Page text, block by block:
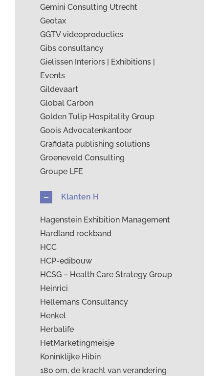
Gemini Consulting Utrecht
Geotax
GGTV videoproducties
Gibs consultancy
Gielissen Interiors | Exhibitions |
Events
Gildevaart
Global Carbon
Golden Tulip Hospitality Group
Goois Advocatenkantoor
Grafidata publishing solutions
Groeneveld Consulting
Groupe LFE
Klanten H
Hagenstein Exhibition Management
Hardland rockband
HCC
HCP-edibouw
HCSG – Health Care Strategy Group
Heinrici
Hellemans Consultancy
Henkel
Herbalife
HetMarketingmeisje
Koninklijke Hibin
180 om, de kracht van verandering